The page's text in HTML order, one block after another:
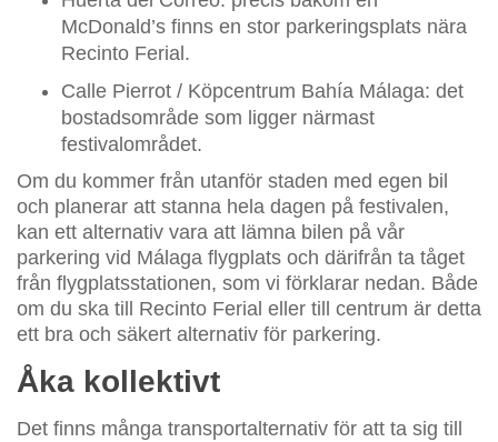
McDonald’s finns en stor parkeringsplats nära
Recinto Ferial.
Calle Pierrot / Köpcentrum Bahía Málaga: det
bostadsområde som ligger närmast
festivalområdet.
Om du kommer från utanför staden med egen bil
och planerar att stanna hela dagen på festivalen,
kan ett alternativ vara att lämna bilen på vår
parkering vid Málaga flygplats och därifrån ta tåget
från flygplatsstationen, som vi förklarar nedan. Både
om du ska till Recinto Ferial eller till centrum är detta
ett bra och säkert alternativ för parkering.
Åka kollektivt
Det finns många transportalternativ för att ta sig till